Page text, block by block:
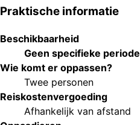
Praktische informatie
Beschikbaarheid
Geen specifieke periode
Wie komt er oppassen?
Twee personen
Reiskostenvergoeding
Afhankelijk van afstand